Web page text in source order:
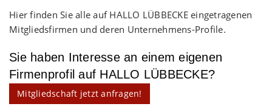
Hier finden Sie alle auf HALLO LÜBBECKE eingetragenen
Mitgliedsfirmen und deren Unternehmens-Profile.
Sie haben Interesse an einem eigenen
Firmenprofil auf HALLO LÜBBECKE?
Mitgliedschaft jetzt anfragen!